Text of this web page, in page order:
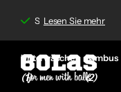
Schnelle Lieferung &Lesen Sie mehr
ab 35 € Lesen Sie mehr
Unterwäsche
(1)
Bambus
(2)